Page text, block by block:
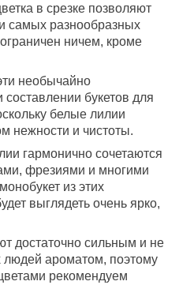
в срезке позволяют
самых разнообразных
ничем, кроме
необычайно
букетов для
белые лилии
нежности и чистоты.
гармонично сочетаются
фрезиями и многими
из этих
выглядеть очень ярко,
достаточно сильным и не
ароматом, поэтому
рекомендуем